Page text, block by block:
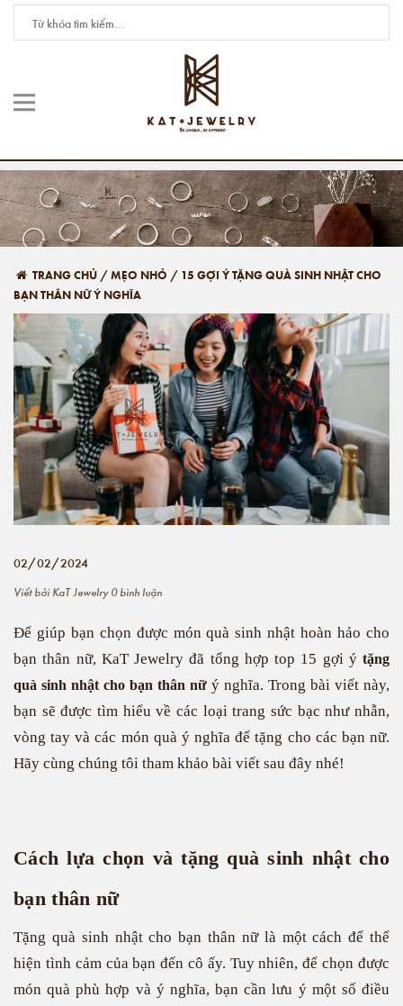
TRANG CHỦ /MẸO NHỎ / 15 GỢI Ý TẶNG QUÀ SINH NHẬT CHO
BẠN THÂN NỮ Ý NGHĨA
02/02/2024
Viết bởi KaT Jewelry0 bình luận
Để giúp bạn chọn được món quà sinh nhật hoàn hảo cho
bạn thân nữ, KaT Jewelry đã tổng hợp top 15 gợi ýtặng
quà sinh nhật cho bạn thân nữ ý nghĩa. Trong bài viết này,
bạn sẽ được tìm hiểu về các loại trang sức bạc như nhẫn,
vòng tay và các món quà ý nghĩa để tặng cho các bạn nữ.
Hãy cùng chúng tôi tham khảo bài viết sau đây nhé!
Cách lựa chọn và tặng quà sinh nhật cho
bạn thân nữ
Tặng quà sinh nhật cho bạn thân nữ là một cách để thể
hiện tình cảm của bạn đến cô ấy. Tuy nhiên, để chọn được
món quà phù hợp và ý nghĩa, bạn cần lưu ý một số điều